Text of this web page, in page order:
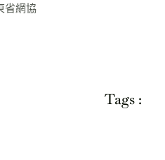
省網協
Tags :